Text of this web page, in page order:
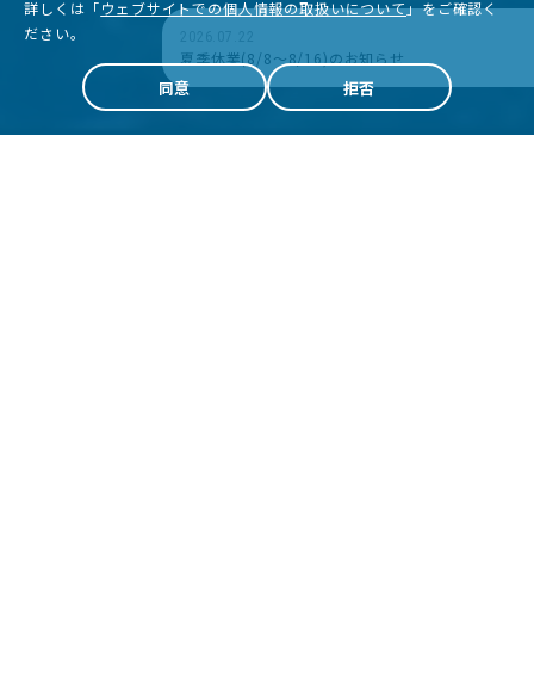
詳しくは「ウェブサイトでの個人情報の取扱いについて」をご確認く
ださい。
同意 拒否
夏季休業(8/8～8/16)のお知らせ